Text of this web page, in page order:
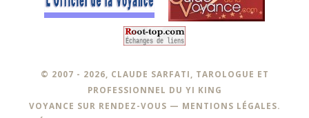
© 2007 - 2026, CLAUDE SARFATI, TAROLOGUE ET
PROFESSIONNEL DU YI KING
VOYANCE SUR RENDEZ-VOUS — MENTIONS LÉGALES.